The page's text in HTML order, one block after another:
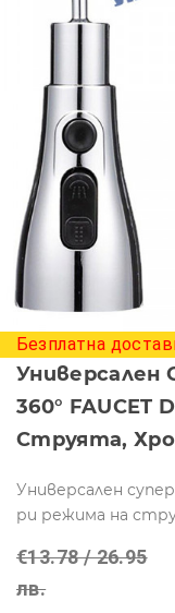
Безплатна
Универсален
360° FAUCET
Струята,
Универсален
ри режима на
€13.78 / 26.95
лв.